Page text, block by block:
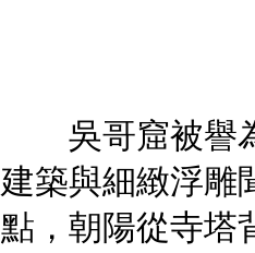
吳哥窟被譽為
建築與細緻浮雕
點，朝陽從寺塔